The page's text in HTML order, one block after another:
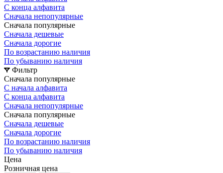
С конца алфавита
Сначала непопулярные
Сначала популярные
Сначала дешевые
Сначала дорогие
По возрастанию наличия
По убыванию наличия
Фильтр
Сначала популярные
С начала алфавита
С конца алфавита
Сначала непопулярные
Сначала популярные
Сначала дешевые
Сначала дорогие
По возрастанию наличия
По убыванию наличия
Цена
Розничная цена